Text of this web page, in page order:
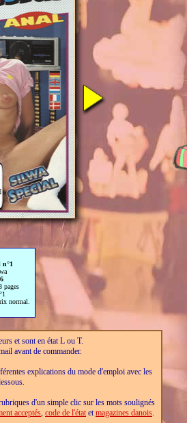
pages
normal.
et sont en état L ou T.
avant de commander.
explications du mode d'emploi avec les
d'un simple clic sur les mots soulignés
acceptés, code de l'état etmagazines danois.